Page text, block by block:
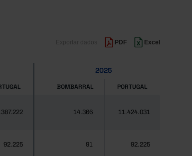
PDF Excel
2025
BOMBARRAL PORTUGAL
14.366 11.424.031
92.225 91 92.225